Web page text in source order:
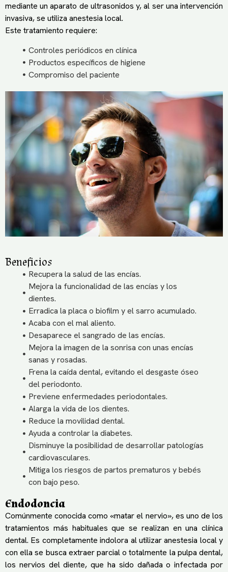
mediante un aparato de ultrasonidos y, al ser una intervención
invasiva, se utiliza anestesia local.
Este tratamiento requiere:
Controles periódicos en clínica
Productos específicos de higiene
Compromiso del paciente
Beneficios
Recupera la salud de las encías.
Mejora la funcionalidad de las encías y los
dientes.
Erradica la placa o biofilm y el sarro acumulado.
Acaba con el mal aliento.
Desaparece el sangrado de las encías.
Mejora la imagen de la sonrisa con unas encías
sanas y rosadas.
Frena la caída dental, evitando el desgaste óseo
del periodonto.
Previene enfermedades periodontales.
Alarga la vida de los dientes.
Reduce la movilidad dental.
Ayuda a controlar la diabetes.
Disminuye la posibilidad de desarrollar patologías
cardiovasculares.
Mitiga los riesgos de partos prematuros y bebés
con bajo peso.
Endodoncia
Comúnmente conocida como «matar el nervio», es uno de los
tratamientos más habituales que se realizan en una clínica
dental. Es completamente indolora al utilizar anestesia local y
con ella se busca extraer parcial o totalmente la pulpa dental,
los nervios del diente, que ha sido dañada o infectada por